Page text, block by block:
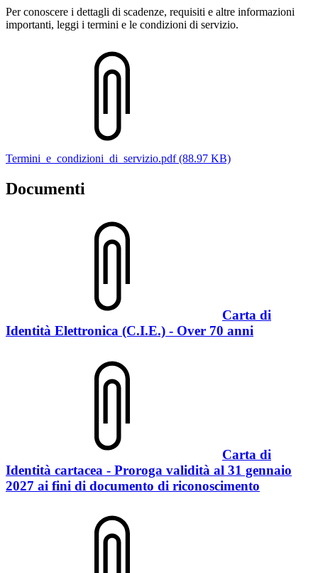
Per conoscere i dettagli di scadenze, requisiti e altre informazioni
importanti, leggi i termini e le condizioni di servizio.
Termini_e_condizioni_di_servizio.pdf (88.97 KB)
Documenti
Carta di
Identità Elettronica (C.I.E.) - Over 70 anni
Carta di
Identità cartacea - Proroga validità al 31 gennaio
2027 ai fini di documento di riconoscimento